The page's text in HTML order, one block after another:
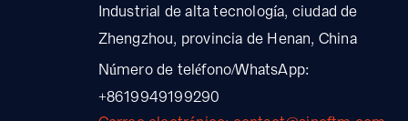
Industrial de alta tecnología, ciudad de
Zhengzhou, provincia de Henan, China
Número de teléfono/WhatsApp:
+8619949199290